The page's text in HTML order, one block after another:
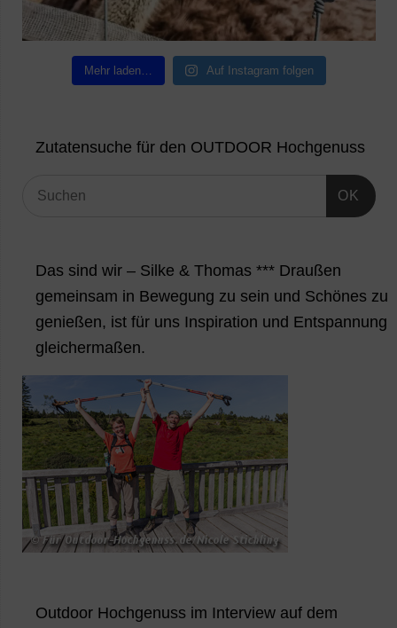
Mehr laden… Auf Instagram folgen
Zutatensuche für den OUTDOOR Hochgenuss
OK
Das sind wir – Silke & Thomas *** Draußen
gemeinsam in Bewegung zu sein und Schönes zu
genießen, ist für uns Inspiration und Entspannung
gleichermaßen.
Outdoor Hochgenuss im Interview auf dem